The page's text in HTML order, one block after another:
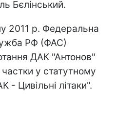
Бєлінський.
2011 р. Федеральна
РФ (ФАС)
ДАК "Антонов"
у статутному
- Цивільні літаки".